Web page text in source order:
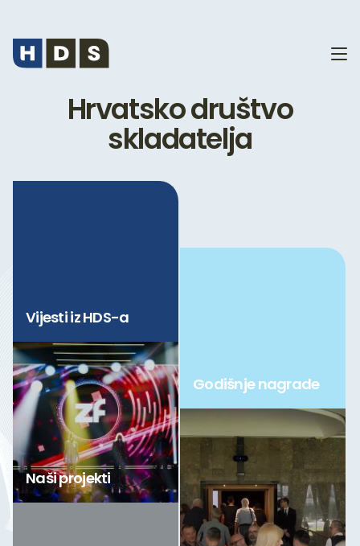
Hrvatsko društvo
skladatelja
Vijesti iz HDS-a
Naši projekti
Godišnje nagrade